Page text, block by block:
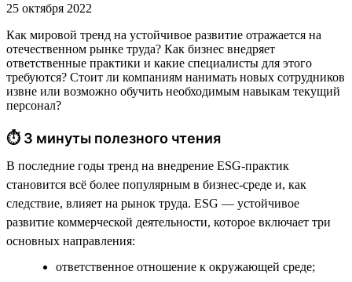
25 октября 2022
Как мировой тренд на устойчивое развитие отражается на
отечественном рынке труда? Как бизнес внедряет
ответственные практики и какие специалисты для этого
требуются? Стоит ли компаниям нанимать новых сотрудников
извне или возможно обучить необходимым навыкам текущий
персонал?
⏱ 3 минуты полезного чтения
В последние годы тренд на внедрение ESG-практик
становится всё более популярным в бизнес-среде и, как
следствие, влияет на рынок труда. ESG — устойчивое
развитие коммерческой деятельности, которое включает три
основных направления:
ответственное отношение к окружающей среде;